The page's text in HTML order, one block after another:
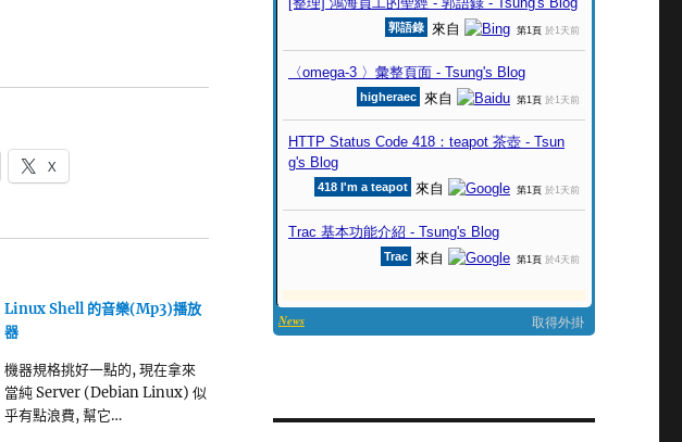
X
Linux Shell 的音樂(Mp3)播放
器
機器規格挑好一點的, 現在拿來
當純 Server (Debian Linux) 似
乎有點浪費, 幫它…